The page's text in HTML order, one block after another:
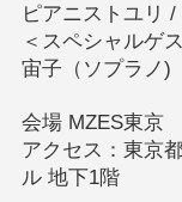
ピアニストユリ
＜スペシャルゲ
宙子（ソプラノ)
会場 MZES東京
アクセス：東京
ル 地下1階